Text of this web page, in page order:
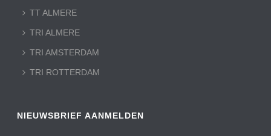
TT ALMERE
TRI ALMERE
TRI AMSTERDAM
TRI ROTTERDAM
NIEUWSBRIEF AANMELDEN